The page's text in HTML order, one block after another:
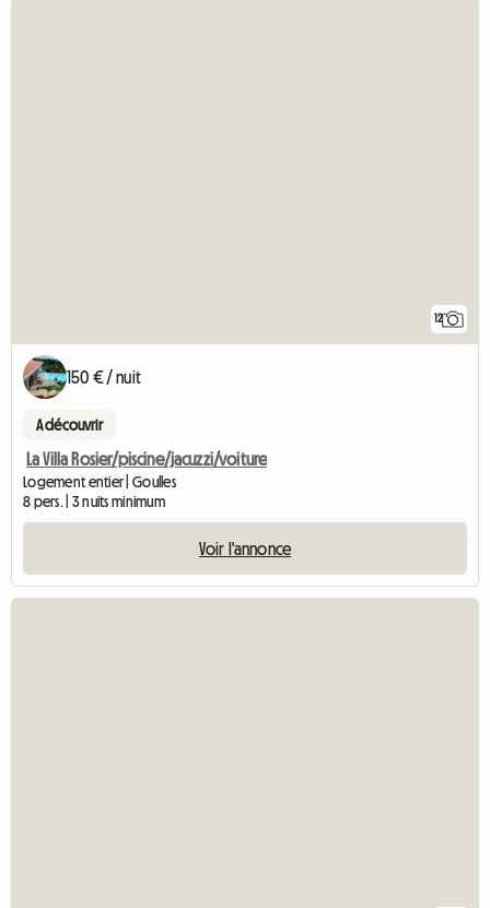
12
150 € / nuit
A découvrir
La Villa Rosier/piscine/jacuzzi/voiture
Logement entier | Goulles
8 pers. | 3 nuits minimum
Voir l'annonce